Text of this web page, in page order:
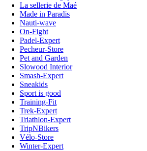
La sellerie de Maé
Made in Paradis
Nauti-wave
On-Fight
Padel-Expert
Pecheur-Store
Pet and Garden
Slowood Interior
Smash-Expert
Sneakids
Sport is good
Training-Fit
Trek-Expert
Triathlon-Expert
TripNBikers
Vélo-Store
Winter-Expert